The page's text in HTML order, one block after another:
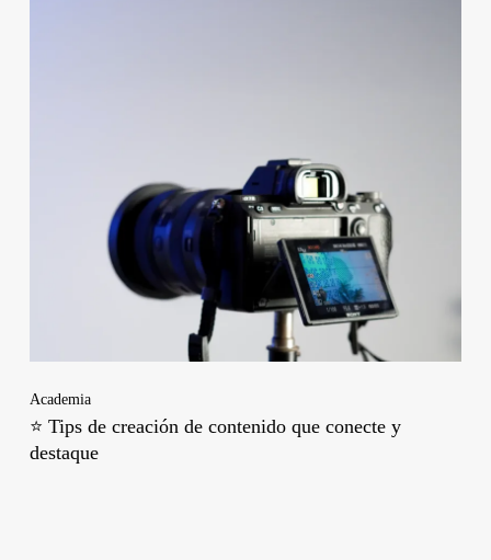
Academia
⭐ Tips de creación de contenido que conecte y
destaque